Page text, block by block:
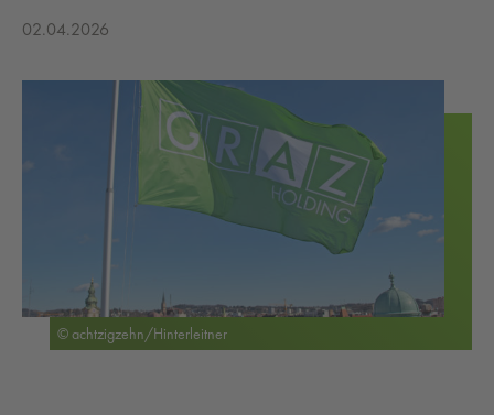
02.04.2026
© achtzigzehn/Hinterleitner